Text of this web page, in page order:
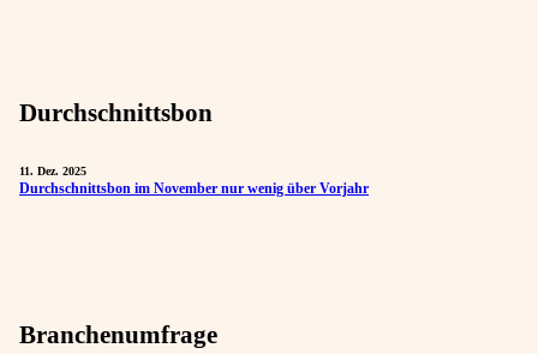
Durchschnittsbon
11. Dez. 2025
Durchschnittsbon im November nur wenig über Vorjahr
Branchenumfrage